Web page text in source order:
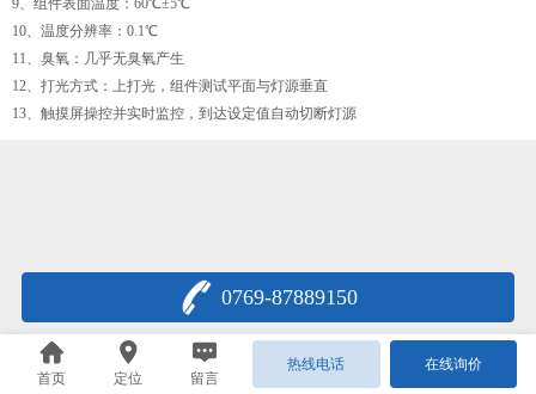
9、组件表面温度：60℃±5℃
10、温度分辨率：0.1℃
11、臭氧：几乎无臭氧产生
12、打光方式：上打光，组件测试平面与灯源垂直
13、触摸屏操控并实时监控，到达设定值自动切断灯源
0769-87889150
首页 定位 留言
热线电话 在线询价